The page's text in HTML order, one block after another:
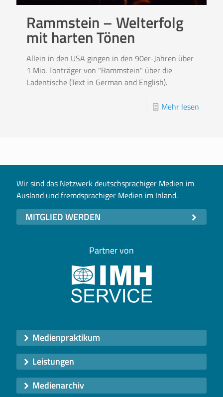
Rammstein – Welterfolg
mit harten Tönen
Allein in den USA gingen in den 90er-Jahren über
1 Mio. Tonträger von "Rammstein" über die
Ladentische (Text in German and English).
Mehr lesen
Wir sind das Netzwerk deutschsprachiger Medien im
Ausland und fremdsprachiger Medien im Inland.
MITGLIED WERDEN
Partner von
Medienpraktikum
Leistungen
Medienarchiv